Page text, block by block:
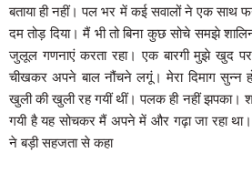
बताया ही नहीं। पल भर में कई सवालों ने एक साथ
दम तोड़ दिया। मैं भी तो बिना कुछ सोचे समझे
जुलूल गणनाएं करता रहा। एक बारगी मुझे खुद
चीखकर अपने बाल नौंचने लगूं। मेरा दिमाग सुन्न
खुली की खुली रह गयीं थीं। पलक ही नहीं झपका।
गयी है यह सोचकर मैं अपने में और गढ़ा जा रहा था।
ने बड़ी सहजता से कहा